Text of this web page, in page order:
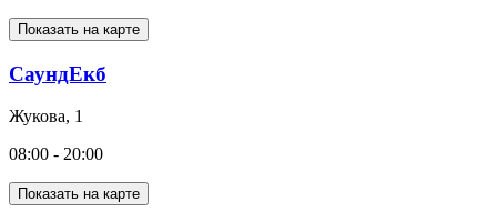
Показать на карте
СаундЕкб
Жукова, 1
08:00 - 20:00
Показать на карте